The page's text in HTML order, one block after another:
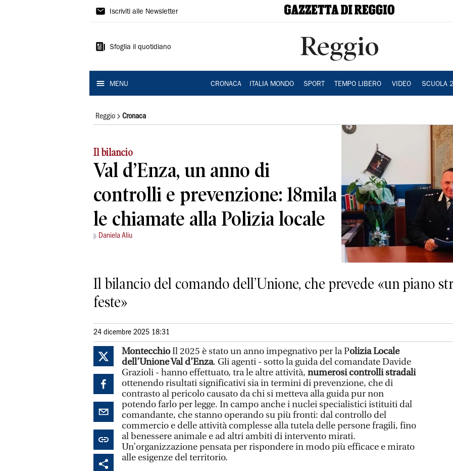
Gazzetta
Reggio
Iscriviti alle Newsletter
Sfoglia il quotidiano Reggio
MENU CRONACA ITALIA MONDO SPORT TEMPO LIBERO VIDEO SCUOLA
Reggio Cronaca
Il bilancio
Val d’Enza, un anno di
controlli e prevenzione: 18mila
le chiamate alla Polizia locale
Daniela Aliu
Il bilancio del comando dell’Unione, che prevede «un piano
feste»
24 dicembre 2025 18:31
MontecchioIl 2025 è stato un anno impegnativo per la Polizia Locale
dell’Unione Val d’Enza. Gli agenti - sotto la guida del comandate Davide
Grazioli - hanno effettuato, tra le altre attività, numerosi controlli stradali
ottenendo risultati significativi sia in termini di prevenzione, che di
contrasto al pericolo causato da chi si metteva alla guida pur non
potendo farlo per legge. In campo anche i nuclei specialistici istituiti dal
comandante, che stanno operando su più fronti: dal controllo del
commercio e delle attività complesse alla tutela delle persone fragili, fino
al benessere animale e ad altri ambiti di intervento mirati.
Un’organizzazione pensata per rispondere in modo più efficace e mirato
alle esigenze del territorio.